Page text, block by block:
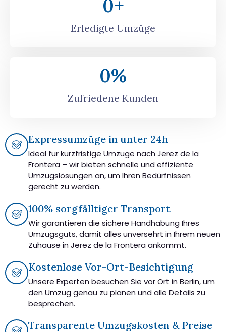
Erledigte Umzüge
0+
Zufriedene Kunden
0%
Expressumzüge in unter 24h
Ideal für kurzfristige Umzüge nach Jerez de la
Frontera – wir bieten schnelle und effiziente
Umzugslösungen an, um Ihren Bedürfnissen
gerecht zu werden.
100% sorgfälltiger Transport
Wir garantieren die sichere Handhabung Ihres
Umzugsguts, damit alles unversehrt in Ihrem neuen
Zuhause in Jerez de la Frontera ankommt.
Kostenlose Vor-Ort-Besichtigung
Unsere Experten besuchen Sie vor Ort in Berlin, um
den Umzug genau zu planen und alle Details zu
besprechen.
Transparente Umzugskosten & Preise